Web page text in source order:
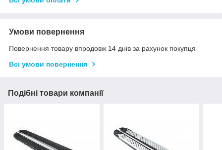
Умови повернення
Повернення товару впродовж 14 днів за рахунок покупця
Всі умови повернення
Подібні товари компанії